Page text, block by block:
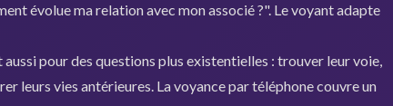
évolue ma relation avec mon associé ?". Le voyant adapte
pour des questions plus existentielles : trouver leur voie,
leurs vies antérieures. La voyance par téléphone couvre un